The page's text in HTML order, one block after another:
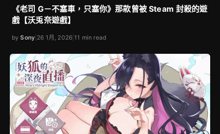
《老司 G－不塞車，只塞你》那款曾被 Steam 封殺的遊
戲【沃兎奈遊戲】
bySony 26 1月, 2026 |11 min read